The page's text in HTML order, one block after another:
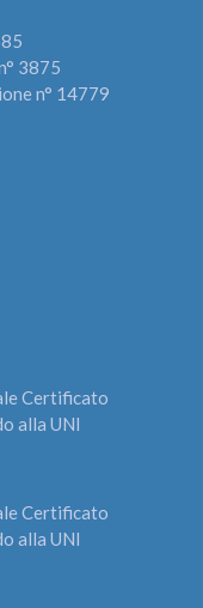
3875
n° 14779
Certificato
alla UNI
Certificato
alla UNI